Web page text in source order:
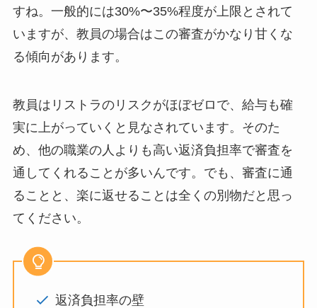
すね。一般的には30%〜35%程度が上限とされて
いますが、教員の場合はこの審査がかなり甘くな
る傾向があります。
教員はリストラのリスクがほぼゼロで、給与も確
実に上がっていくと見なされています。そのた
め、他の職業の人よりも高い返済負担率で審査を
通してくれることが多いんです。でも、審査に通
ることと、楽に返せることは全くの別物だと思っ
てください。
返済負担率の壁